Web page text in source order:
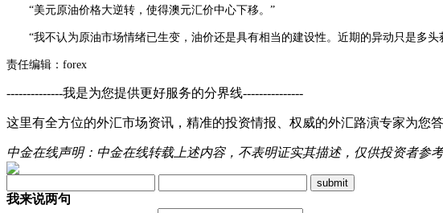
“美元原油价格大逆转，使得澳元汇价中心下移。”
“我不认为原油市场情绪已生变，油价还是具有相当的建设性。近期的异动只是多头
责任编辑：forex
--------------我是为您提供更好服务的分界线---------------
这里有全方位的外汇市场资讯，精准的投资情报、权威的外汇路演专家为您
中金在线声明：中金在线转载上述内容，不表明证实其描述，仅供投资者参
我来说两句